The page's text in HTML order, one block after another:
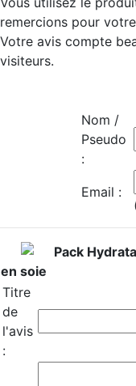
remercions pour
Votre avis compte
visiteurs.
Nom /
Pseudo
:
Email :
Pack
en soie
Titre
de
l'avis
: